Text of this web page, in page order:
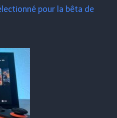
pour la bêta de